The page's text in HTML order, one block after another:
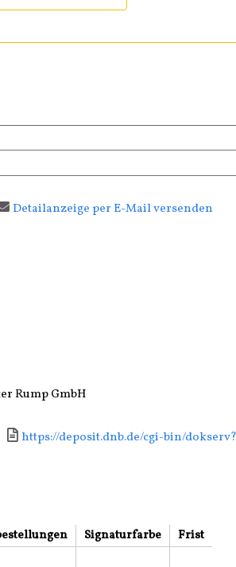
Detailanzeige per E-Mail versenden
Rump GmbH
Link zu einem externen Medieninhalt -
https://deposit.dnb.de/cgi-bin/
Signaturfarbe
Frist